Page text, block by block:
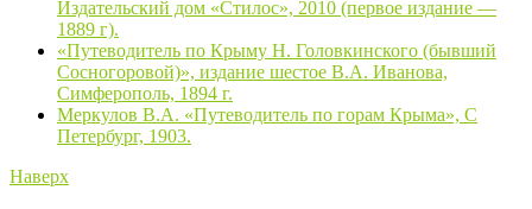
Издательский дом «Стилос», 2010 (первое издание —
1889 г).
«Путеводитель по Крыму Н. Головкинского (бывший
Сосногоровой)», издание шестое В.А. Иванова,
Симферополь, 1894 г.
Меркулов В.А. «Путеводитель по горам Крыма», С
Петербург, 1903.
Наверх